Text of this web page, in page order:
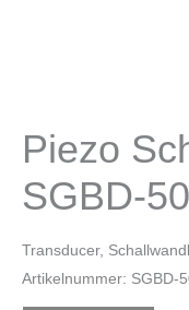
Piezo
SGBD-
Transducer,
Artikelnummer: SGBD-